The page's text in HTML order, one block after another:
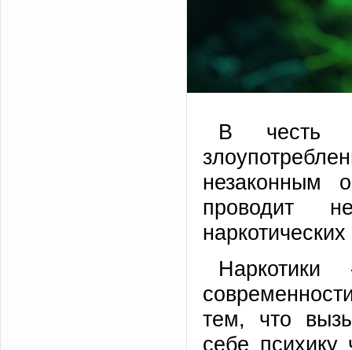
В честь
незаконным
проводит
тем, что
себе психику